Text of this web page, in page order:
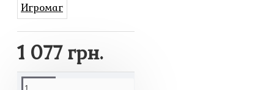
1 077 грн.
Игромаг